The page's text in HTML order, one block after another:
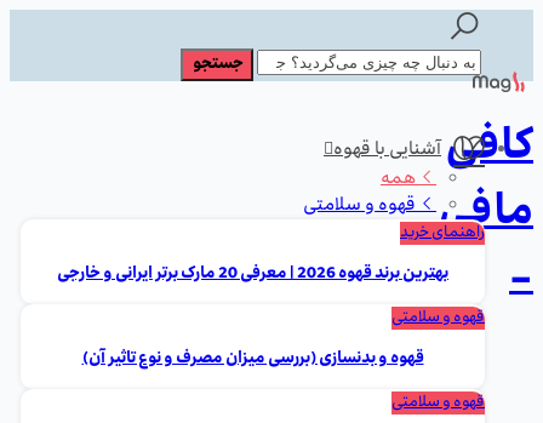
کافی
مافی
-
آشنایی با قهوه
همه
قهوه و سلامتی
راهنمای خرید
بهترین برند قهوه 2026 | معرفی 20 مارک برتر ایرانی و خارجی
قهوه و سلامتی
قهوه و بدنسازی (بررسی میزان مصرف و نوع تاثیر آن)
قهوه و سلامتی